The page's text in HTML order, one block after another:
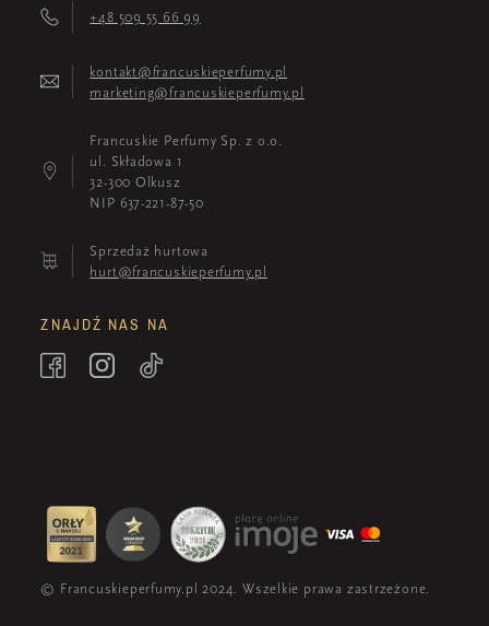
+48 509 55 66 99
kontakt@francuskieperfumy.pl
marketing@francuskieperfumy.pl
Francuskie Perfumy Sp. z o.o.
ul. Składowa 1
32-300 Olkusz
NIP 637-221-87-50
Sprzedaż hurtowa
hurt@francuskieperfumy.pl
ZNAJDŹ NAS NA
© Francuskieperfumy.pl 2024. Wszelkie prawa zastrzeżone.